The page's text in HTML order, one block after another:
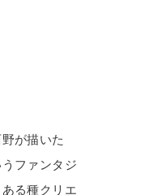
が描いた
ファンタジ
る種クリエ